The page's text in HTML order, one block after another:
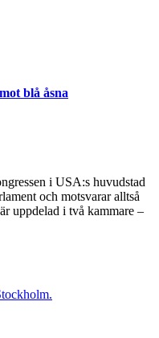
blå åsna
i USA:s huvudstad
och motsvarar alltså
uppdelad i två kammare –